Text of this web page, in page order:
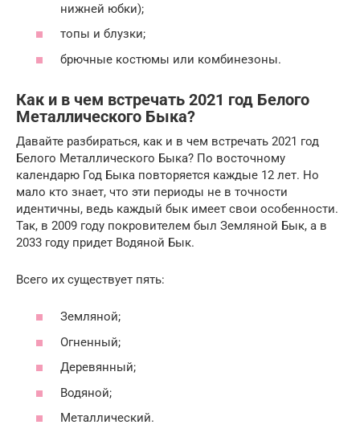
нижней юбки);
топы и блузки;
брючные костюмы или комбинезоны.
Как и в чем встречать 2021 год Белого
Металлического Быка?
Давайте разбираться, как и в чем встречать 2021 год
Белого Металлического Быка? По восточному
календарю Год Быка повторяется каждые 12 лет. Но
мало кто знает, что эти периоды не в точности
идентичны, ведь каждый бык имеет свои особенности.
Так, в 2009 году покровителем был Земляной Бык, а в
2033 году придет Водяной Бык.
Всего их существует пять:
Земляной;
Огненный;
Деревянный;
Водяной;
Металлический.